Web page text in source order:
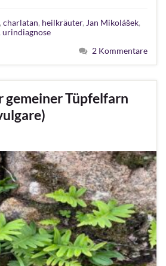
, charlatan, heilkräuter, Jan Mikolášek,
urindiagnose
2 Kommentare
gemeiner Tüpfelfarn